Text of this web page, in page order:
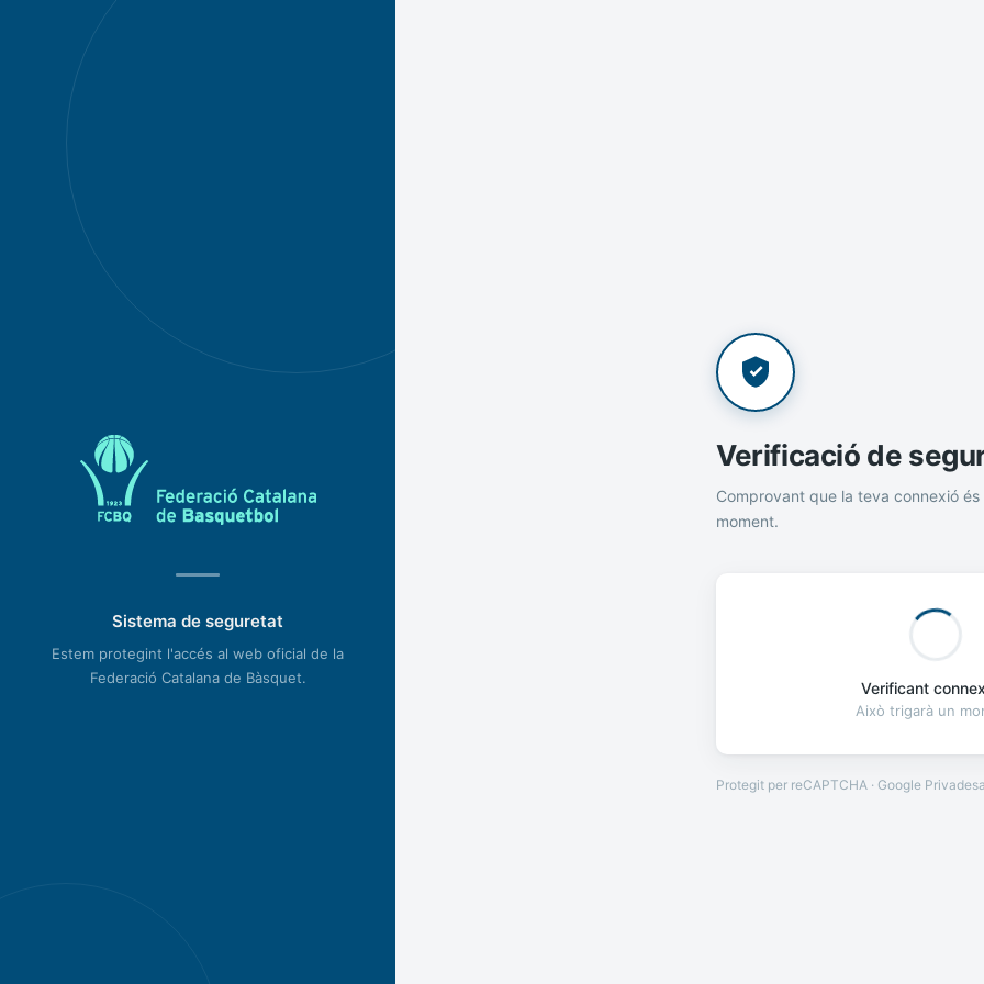
Sistema de seguretat
Estem protegint l'accés al web oficial de la
Federació Catalana de Bàsquet.
Verificació de
Comprovant que la teva connexió és
moment.
Verificant
Això trigarà un
Protegit per reCAPTCHA · Google Privadesa